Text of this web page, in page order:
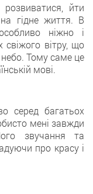
йти
гідне життя. В
ніжно і
вітру, що
Тому саме це
мові.
серед багатьох
мені завжди
звучання та
про красу і